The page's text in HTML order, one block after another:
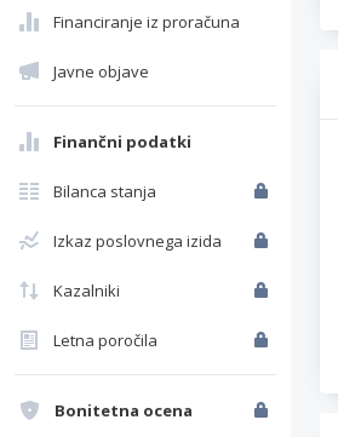
Financiranje iz proračuna
Javne objave
Finančni podatki
Bilanca stanja
Izkaz poslovnega izida
Kazalniki
Letna poročila
Bonitetna ocena